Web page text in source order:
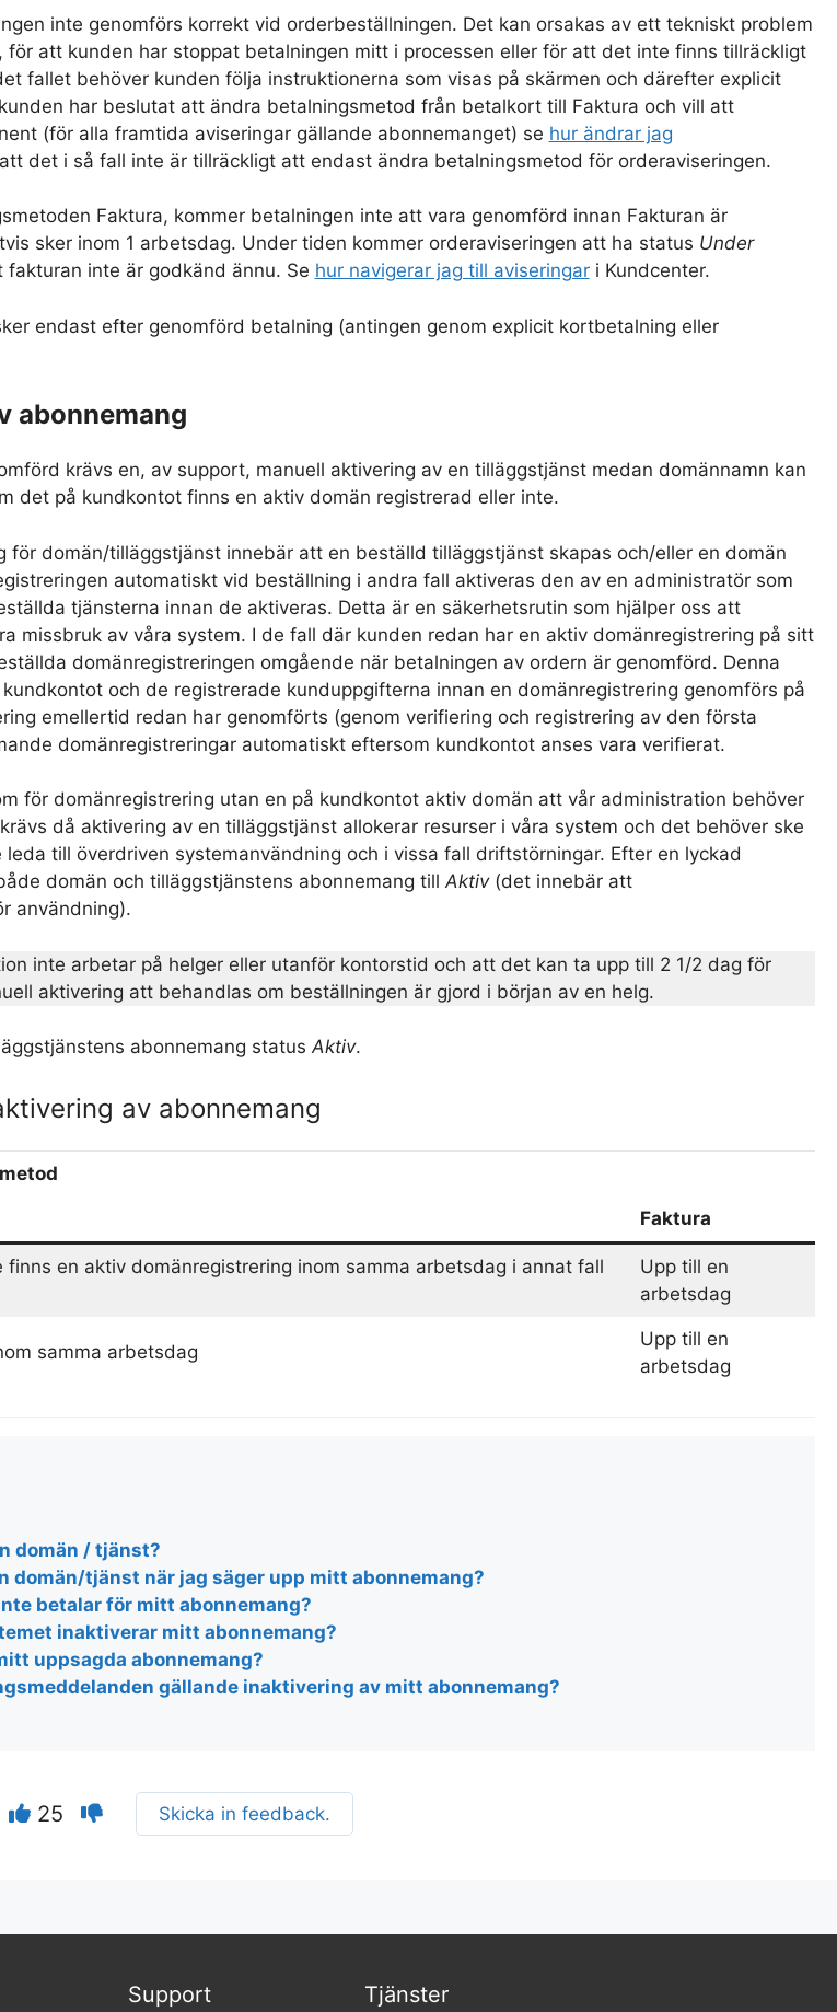
inte genomförs korrekt vid orderbeställningen. Det kan orsakas av ett tekniskt problem
för att kunden har stoppat betalningen mitt i processen eller för att det inte finns tillräckligt
fallet behöver kunden följa instruktionerna som visas på skärmen och därefter explicit
har beslutat att ändra betalningsmetod från betalkort till Faktura och vill att
(för alla framtida aviseringar gällande abonnemanget) se hur ändrar jag
det i så fall inte är tillräckligt att endast ändra betalningsmetod för orderaviseringen.
Faktura, kommer betalningen inte att vara genomförd innan Fakturan är
sker inom 1 arbetsdag. Under tiden kommer orderaviseringen att ha status Under
inte är godkänd ännu. Se hur navigerar jag till aviseringari Kundcenter.
endast efter genomförd betalning (antingen genom explicit kortbetalning eller
abonnemang
krävs en, av support, manuell aktivering av en tilläggstjänst medan domännamn kan
det på kundkontot finns en aktiv domän registrerad eller inte.
för domän/tilläggstjänst innebär att en beställd tilläggstjänst skapas och/eller en domän
automatiskt vid beställning i andra fall aktiveras den av en administratör som
tjänsterna innan de aktiveras. Detta är en säkerhetsrutin som hjälper oss att
missbruk av våra system. I de fall där kunden redan har en aktiv domänregistrering på sitt
domänregistreringen omgående när betalningen av ordern är genomförd. Denna
och de registrerade kunduppgifterna innan en domänregistrering genomförs på
emellertid redan har genomförts (genom verifiering och registrering av den första
domänregistreringar automatiskt eftersom kundkontot anses vara verifierat.
för domänregistrering utan en på kundkontot aktiv domän att vår administration behöver
då aktivering av en tilläggstjänst allokerar resurser i våra system och det behöver ske
till överdriven systemanvändning och i vissa fall driftstörningar. Efter en lyckad
domän och tilläggstjänstens abonnemang tillAktiv(det innebär att
användning).
inte arbetar på helger eller utanför kontorstid och att det kan ta upp till 2 1/2 dag för
aktivering att behandlas om beställningen är gjord i början av en helg.
abonnemang statusAktiv.
av abonnemang
Faktura
finns en aktiv domänregistrering inom samma arbetsdag i annat fall
Upp till en
arbetsdag
samma arbetsdag
Upp till en
arbetsdag
domän / tjänst?
domän/tjänst när jag säger upp mitt abonnemang?
betalar för mitt abonnemang?
inaktiverar mitt abonnemang?
uppsagda abonnemang?
gällande inaktivering av mitt abonnemang?
25 Skicka in feedback.
Support Tjänster